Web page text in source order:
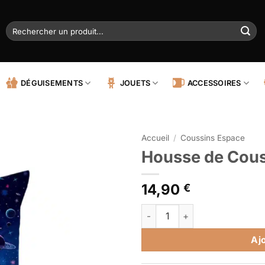
Recherche
pour :
DÉGUISEMENTS JOUETS ACCESSOIRES
Accueil / Coussins Espace
Housse de
14,90 €
quantité de Housse de
Alternative: